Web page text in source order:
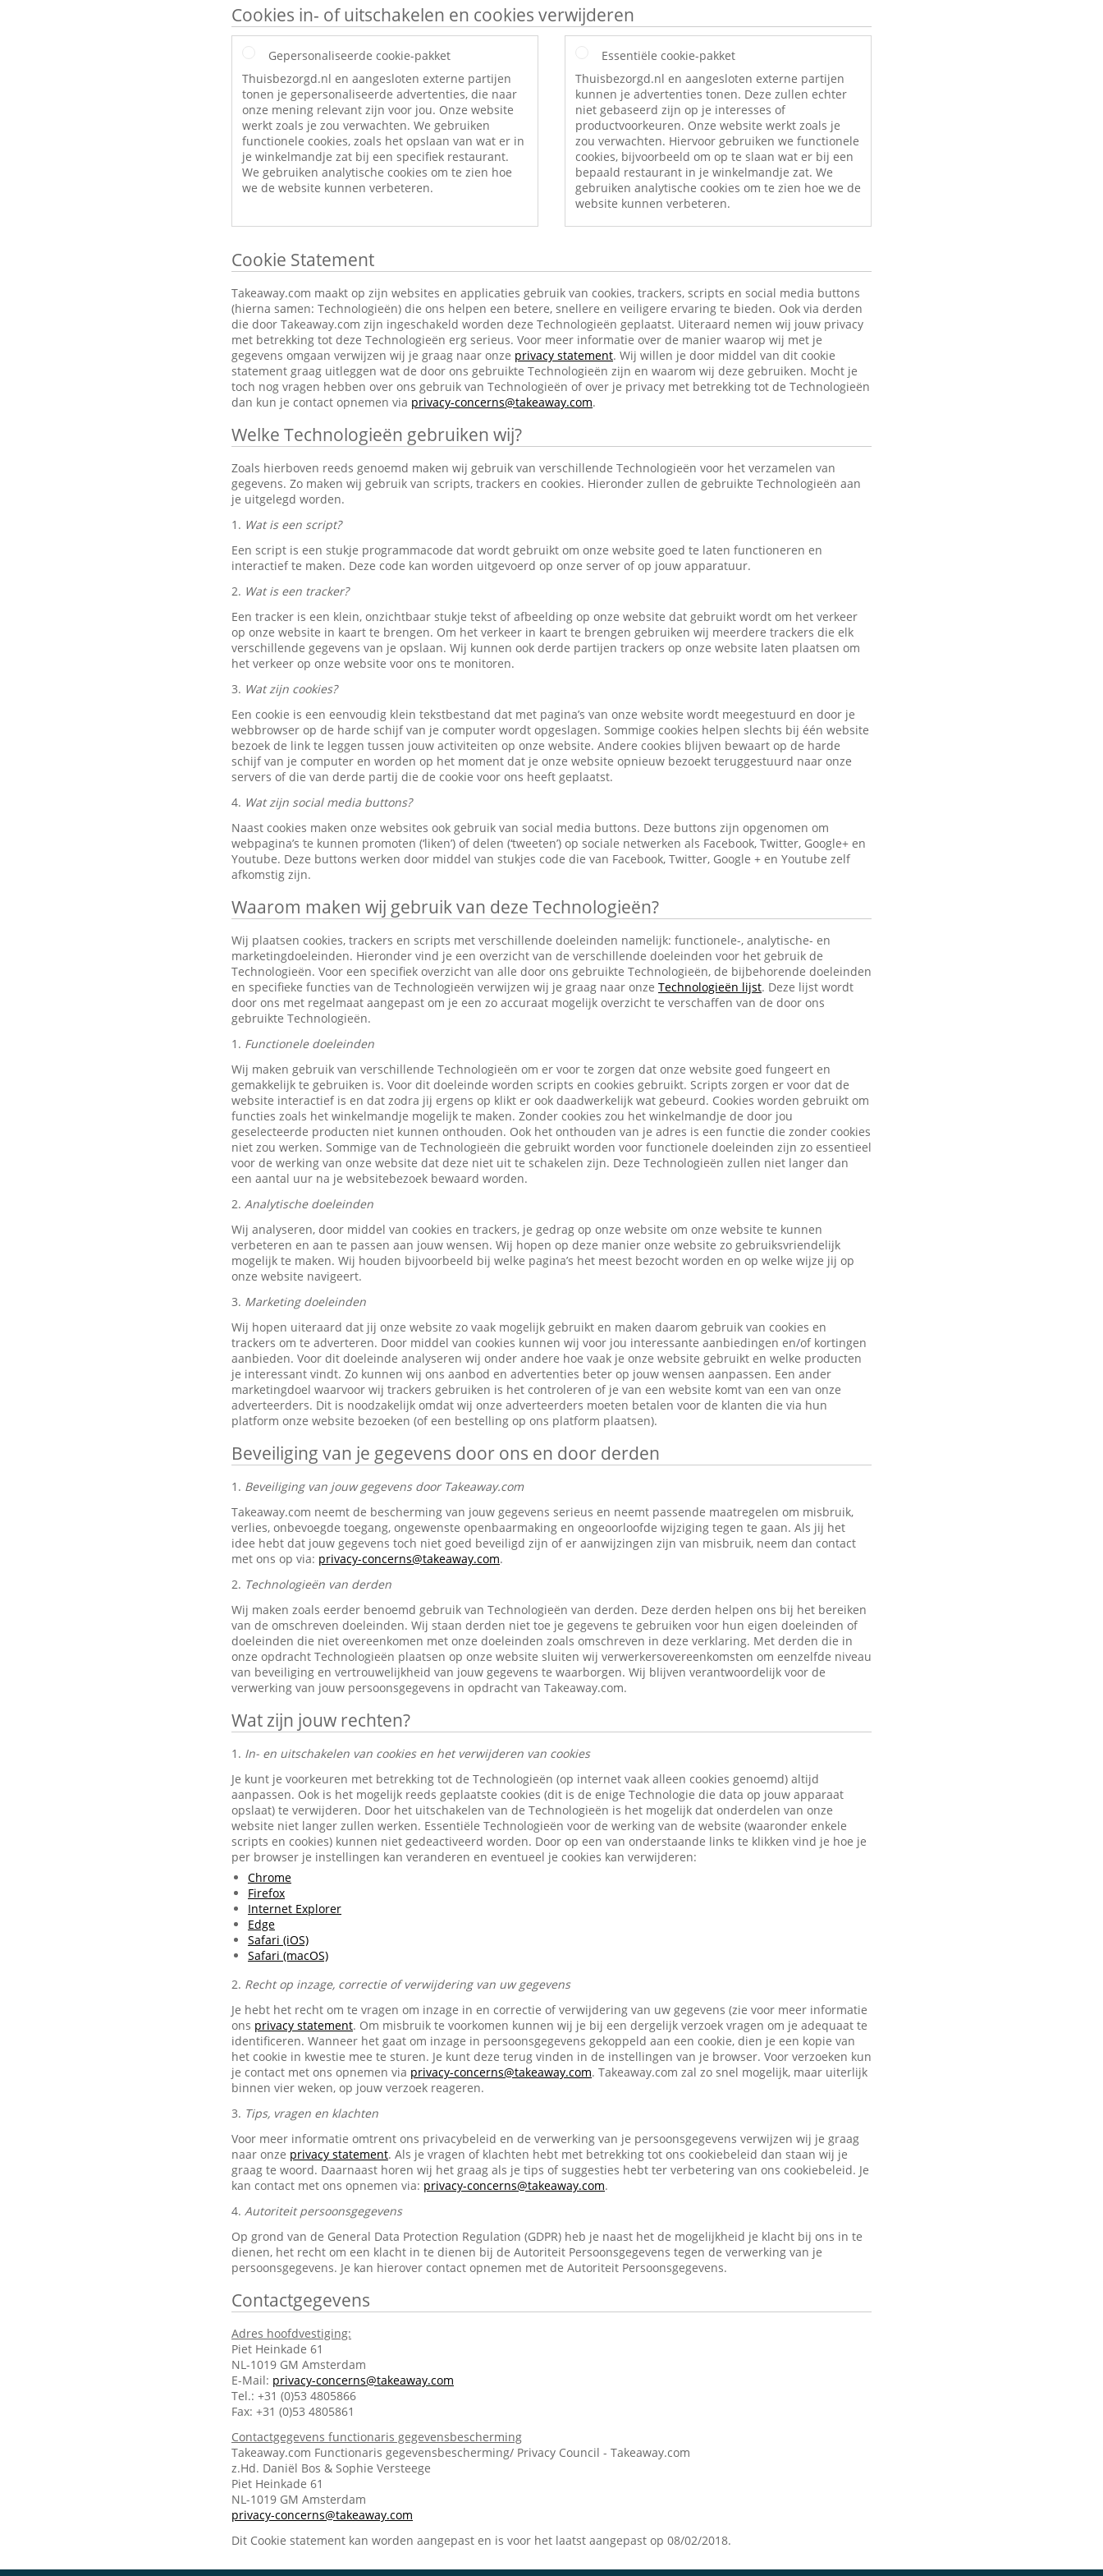
Cookies in- of uitschakelen en cookies verwijderen
Gepersonaliseerde cookie-pakket
Thuisbezorgd.nl en aangesloten externe partijen
tonen je gepersonaliseerde advertenties, die naar
onze mening relevant zijn voor jou. Onze website
werkt zoals je zou verwachten. We gebruiken
functionele cookies, zoals het opslaan van wat er in
je winkelmandje zat bij een specifiek restaurant.
We gebruiken analytische cookies om te zien hoe
we de website kunnen verbeteren.
Essentiële cookie-pakket
Thuisbezorgd.nl en aangesloten externe partijen
kunnen je advertenties tonen. Deze zullen echter
niet gebaseerd zijn op je interesses of
productvoorkeuren. Onze website werkt zoals je
zou verwachten. Hiervoor gebruiken we functionele
cookies, bijvoorbeeld om op te slaan wat er bij een
bepaald restaurant in je winkelmandje zat. We
gebruiken analytische cookies om te zien hoe we de
website kunnen verbeteren.
Cookie Statement
Takeaway.com maakt op zijn websites en applicaties gebruik van cookies, trackers, scripts en social media buttons
(hierna samen: Technologieën) die ons helpen een betere, snellere en veiligere ervaring te bieden. Ook via derden
die door Takeaway.com zijn ingeschakeld worden deze Technologieën geplaatst. Uiteraard nemen wij jouw privacy
met betrekking tot deze Technologieën erg serieus. Voor meer informatie over de manier waarop wij met je
gegevens omgaan verwijzen wij je graag naar onze privacy statement. Wij willen je door middel van dit cookie
statement graag uitleggen wat de door ons gebruikte Technologieën zijn en waarom wij deze gebruiken. Mocht je
toch nog vragen hebben over ons gebruik van Technologieën of over je privacy met betrekking tot de Technologieën
dan kun je contact opnemen via privacy-concerns@takeaway.com.
Welke Technologieën gebruiken wij?
Zoals hierboven reeds genoemd maken wij gebruik van verschillende Technologieën voor het verzamelen van
gegevens. Zo maken wij gebruik van scripts, trackers en cookies. Hieronder zullen de gebruikte Technologieën aan
je uitgelegd worden.
1. Wat is een script?
Een script is een stukje programmacode dat wordt gebruikt om onze website goed te laten functioneren en
interactief te maken. Deze code kan worden uitgevoerd op onze server of op jouw apparatuur.
2. Wat is een tracker?
Een tracker is een klein, onzichtbaar stukje tekst of afbeelding op onze website dat gebruikt wordt om het verkeer
op onze website in kaart te brengen. Om het verkeer in kaart te brengen gebruiken wij meerdere trackers die elk
verschillende gegevens van je opslaan. Wij kunnen ook derde partijen trackers op onze website laten plaatsen om
het verkeer op onze website voor ons te monitoren.
3. Wat zijn cookies?
Een cookie is een eenvoudig klein tekstbestand dat met pagina’s van onze website wordt meegestuurd en door je
webbrowser op de harde schijf van je computer wordt opgeslagen. Sommige cookies helpen slechts bij één website
bezoek de link te leggen tussen jouw activiteiten op onze website. Andere cookies blijven bewaart op de harde
schijf van je computer en worden op het moment dat je onze website opnieuw bezoekt teruggestuurd naar onze
servers of die van derde partij die de cookie voor ons heeft geplaatst.
4. Wat zijn social media buttons?
Naast cookies maken onze websites ook gebruik van social media buttons. Deze buttons zijn opgenomen om
webpagina’s te kunnen promoten (‘liken’) of delen (‘tweeten’) op sociale netwerken als Facebook, Twitter, Google+ en
Youtube. Deze buttons werken door middel van stukjes code die van Facebook, Twitter, Google + en Youtube zelf
afkomstig zijn.
Waarom maken wij gebruik van deze Technologieën?
Wij plaatsen cookies, trackers en scripts met verschillende doeleinden namelijk: functionele-, analytische- en
marketingdoeleinden. Hieronder vind je een overzicht van de verschillende doeleinden voor het gebruik de
Technologieën. Voor een specifiek overzicht van alle door ons gebruikte Technologieën, de bijbehorende doeleinden
en specifieke functies van de Technologieën verwijzen wij je graag naar onze Technologieën lijst. Deze lijst wordt
door ons met regelmaat aangepast om je een zo accuraat mogelijk overzicht te verschaffen van de door ons
gebruikte Technologieën.
1. Functionele doeleinden
Wij maken gebruik van verschillende Technologieën om er voor te zorgen dat onze website goed fungeert en
gemakkelijk te gebruiken is. Voor dit doeleinde worden scripts en cookies gebruikt. Scripts zorgen er voor dat de
website interactief is en dat zodra jij ergens op klikt er ook daadwerkelijk wat gebeurd. Cookies worden gebruikt om
functies zoals het winkelmandje mogelijk te maken. Zonder cookies zou het winkelmandje de door jou
geselecteerde producten niet kunnen onthouden. Ook het onthouden van je adres is een functie die zonder cookies
niet zou werken. Sommige van de Technologieën die gebruikt worden voor functionele doeleinden zijn zo essentieel
voor de werking van onze website dat deze niet uit te schakelen zijn. Deze Technologieën zullen niet langer dan
een aantal uur na je websitebezoek bewaard worden.
2. Analytische doeleinden
Wij analyseren, door middel van cookies en trackers, je gedrag op onze website om onze website te kunnen
verbeteren en aan te passen aan jouw wensen. Wij hopen op deze manier onze website zo gebruiksvriendelijk
mogelijk te maken. Wij houden bijvoorbeeld bij welke pagina’s het meest bezocht worden en op welke wijze jij op
onze website navigeert.
3. Marketing doeleinden
Wij hopen uiteraard dat jij onze website zo vaak mogelijk gebruikt en maken daarom gebruik van cookies en
trackers om te adverteren. Door middel van cookies kunnen wij voor jou interessante aanbiedingen en/of kortingen
aanbieden. Voor dit doeleinde analyseren wij onder andere hoe vaak je onze website gebruikt en welke producten
je interessant vindt. Zo kunnen wij ons aanbod en advertenties beter op jouw wensen aanpassen. Een ander
marketingdoel waarvoor wij trackers gebruiken is het controleren of je van een website komt van een van onze
adverteerders. Dit is noodzakelijk omdat wij onze adverteerders moeten betalen voor de klanten die via hun
platform onze website bezoeken (of een bestelling op ons platform plaatsen).
Beveiliging van je gegevens door ons en door derden
1. Beveiliging van jouw gegevens door Takeaway.com
Takeaway.com neemt de bescherming van jouw gegevens serieus en neemt passende maatregelen om misbruik,
verlies, onbevoegde toegang, ongewenste openbaarmaking en ongeoorloofde wijziging tegen te gaan. Als jij het
idee hebt dat jouw gegevens toch niet goed beveiligd zijn of er aanwijzingen zijn van misbruik, neem dan contact
met ons op via: privacy-concerns@takeaway.com.
2. Technologieën van derden
Wij maken zoals eerder benoemd gebruik van Technologieën van derden. Deze derden helpen ons bij het bereiken
van de omschreven doeleinden. Wij staan derden niet toe je gegevens te gebruiken voor hun eigen doeleinden of
doeleinden die niet overeenkomen met onze doeleinden zoals omschreven in deze verklaring. Met derden die in
onze opdracht Technologieën plaatsen op onze website sluiten wij verwerkersovereenkomsten om eenzelfde niveau
van beveiliging en vertrouwelijkheid van jouw gegevens te waarborgen. Wij blijven verantwoordelijk voor de
verwerking van jouw persoonsgegevens in opdracht van Takeaway.com.
Wat zijn jouw rechten?
1. In- en uitschakelen van cookies en het verwijderen van cookies
Je kunt je voorkeuren met betrekking tot de Technologieën (op internet vaak alleen cookies genoemd) altijd
aanpassen. Ook is het mogelijk reeds geplaatste cookies (dit is de enige Technologie die data op jouw apparaat
opslaat) te verwijderen. Door het uitschakelen van de Technologieën is het mogelijk dat onderdelen van onze
website niet langer zullen werken. Essentiële Technologieën voor de werking van de website (waaronder enkele
scripts en cookies) kunnen niet gedeactiveerd worden. Door op een van onderstaande links te klikken vind je hoe je
per browser je instellingen kan veranderen en eventueel je cookies kan verwijderen:
Chrome
Firefox
Internet Explorer
Edge
Safari (iOS)
Safari (macOS)
2. Recht op inzage, correctie of verwijdering van uw gegevens
Je hebt het recht om te vragen om inzage in en correctie of verwijdering van uw gegevens (zie voor meer informatie
ons privacy statement. Om misbruik te voorkomen kunnen wij je bij een dergelijk verzoek vragen om je adequaat te
identificeren. Wanneer het gaat om inzage in persoonsgegevens gekoppeld aan een cookie, dien je een kopie van
het cookie in kwestie mee te sturen. Je kunt deze terug vinden in de instellingen van je browser. Voor verzoeken kun
je contact met ons opnemen via privacy-concerns@takeaway.com. Takeaway.com zal zo snel mogelijk, maar uiterlijk
binnen vier weken, op jouw verzoek reageren.
3. Tips, vragen en klachten
Voor meer informatie omtrent ons privacybeleid en de verwerking van je persoonsgegevens verwijzen wij je graag
naar onze privacy statement. Als je vragen of klachten hebt met betrekking tot ons cookiebeleid dan staan wij je
graag te woord. Daarnaast horen wij het graag als je tips of suggesties hebt ter verbetering van ons cookiebeleid. Je
kan contact met ons opnemen via: privacy-concerns@takeaway.com.
4. Autoriteit persoonsgegevens
Op grond van de General Data Protection Regulation (GDPR) heb je naast het de mogelijkheid je klacht bij ons in te
dienen, het recht om een klacht in te dienen bij de Autoriteit Persoonsgegevens tegen de verwerking van je
persoonsgegevens. Je kan hierover contact opnemen met de Autoriteit Persoonsgegevens.
Contactgegevens
Adres hoofdvestiging:
Piet Heinkade 61
NL-1019 GM Amsterdam
E-Mail: privacy-concerns@takeaway.com
Tel.: +31 (0)53 4805866
Fax: +31 (0)53 4805861
Contactgegevens functionaris gegevensbescherming
Takeaway.com Functionaris gegevensbescherming/ Privacy Council - Takeaway.com
z.Hd. Daniël Bos & Sophie Versteege
Piet Heinkade 61
NL-1019 GM Amsterdam
privacy-concerns@takeaway.com
Dit Cookie statement kan worden aangepast en is voor het laatst aangepast op 08/02/2018.